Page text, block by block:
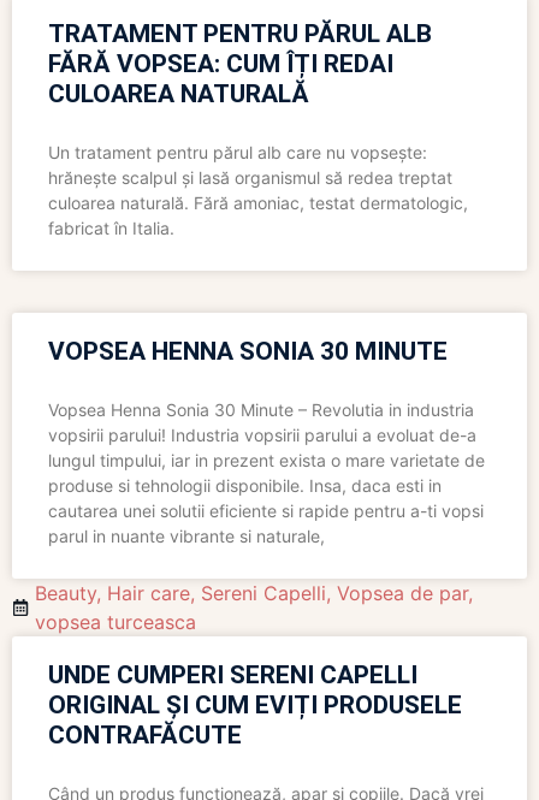
TRATAMENT PENTRU PĂRUL ALB
FĂRĂ VOPSEA: CUM ÎȚI REDAI
CULOAREA NATURALĂ
Un tratament pentru părul alb care nu vopsește:
hrănește scalpul și lasă organismul să redea treptat
culoarea naturală. Fără amoniac, testat dermatologic,
fabricat în Italia.
VOPSEA HENNA SONIA 30 MINUTE
Vopsea Henna Sonia 30 Minute – Revolutia in industria
vopsirii parului! Industria vopsirii parului a evoluat de-a
lungul timpului, iar in prezent exista o mare varietate de
produse si tehnologii disponibile. Insa, daca esti in
cautarea unei solutii eficiente si rapide pentru a-ti vopsi
parul in nuante vibrante si naturale,
Beauty, Hair care, Sereni Capelli, Vopsea de par,
vopsea turceasca
UNDE CUMPERI SERENI CAPELLI
ORIGINAL ȘI CUM EVIȚI PRODUSELE
CONTRAFĂCUTE
Când un produs funcționează, apar și copiile. Dacă vrei